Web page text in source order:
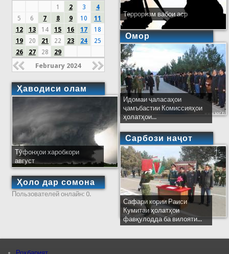
1
2 3
4
5
6 7 8 9 10
11
12
13 14 15 16 17
18
19
20 21 22 23 24
25
26
27 28 29
February 2024
Ҳаводиси олам
Тӯфонҳои харобкори
август
Ҳоло дар сомона
Пользователей онлайн: 0.
Терроризм вабои аср
Омор
Идомаи ҷаласаҳои
ҷамъбастии Комиссияҳои
ҳолатҳои...
Сарбози наҷот
Сафари кории Раиси
Кумитаи ҳолатҳои
фавқулодда ба вилояти...